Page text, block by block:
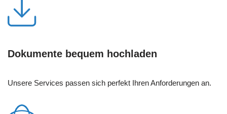
Dokumente bequem hochladen
Unsere Services passen sich perfekt Ihren Anforderungen an.